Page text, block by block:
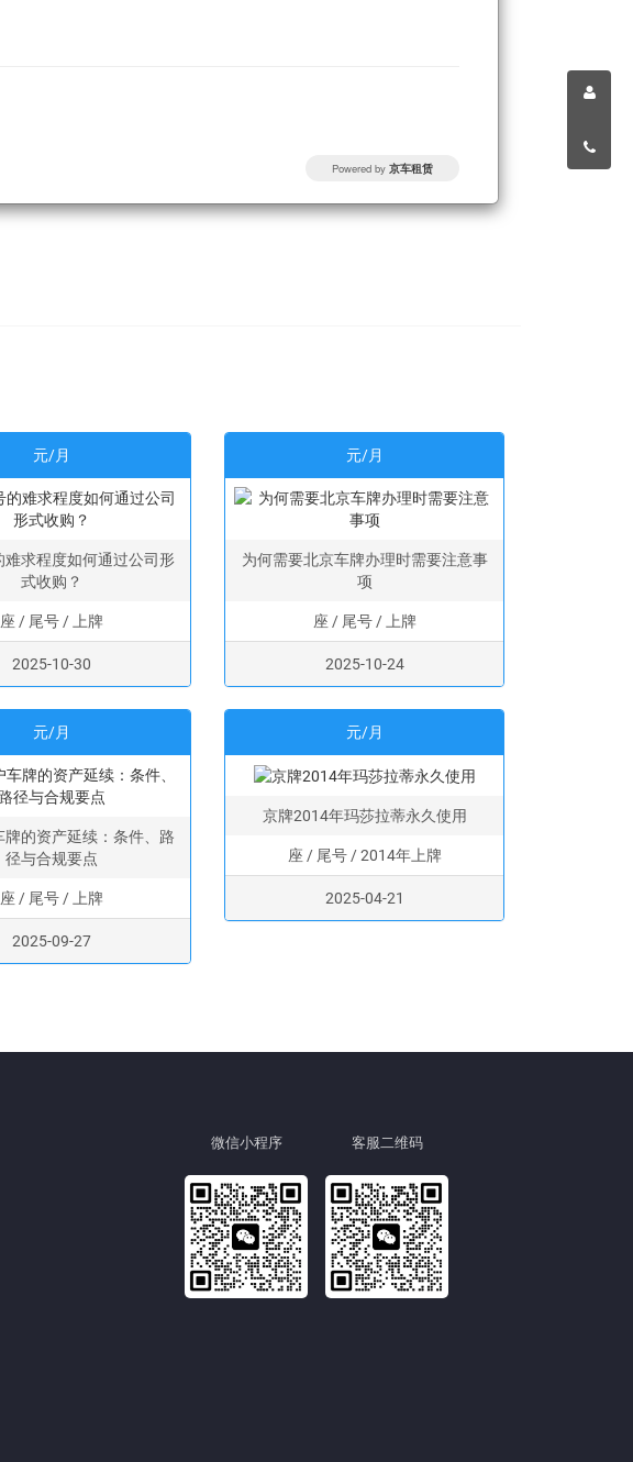
Powered by 京车租赁
元/月
难求程度如何通过公司形
式收购？
座 / 尾号 / 上牌
2025-10-30
元/月
为何需要北京车牌办理时需要注意事
项
座 / 尾号 / 上牌
2025-10-24
元/月
牌的资产延续：条件、路
径与合规要点
座 / 尾号 / 上牌
2025-09-27
元/月
京牌2014年玛莎拉蒂永久使用
座 / 尾号 / 2014年上牌
2025-04-21
微信小程序 客服二维码